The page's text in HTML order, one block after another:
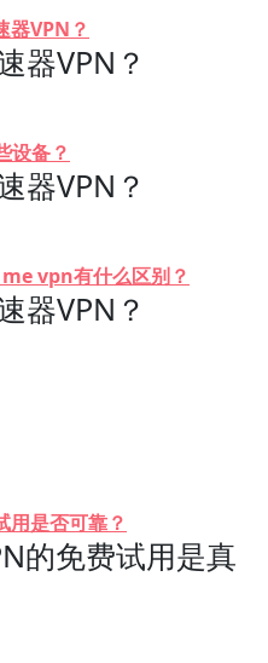
器VPN？
器VPN？
设备？
器VPN？
vpn有什么区别？
器VPN？
是否可靠？
的免费试用是真